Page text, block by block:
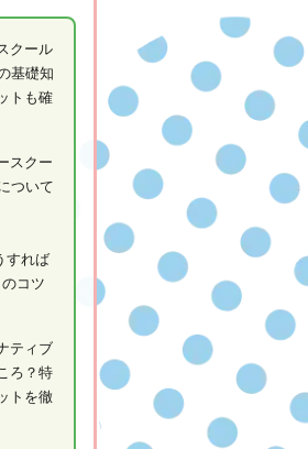
クール
基礎知
トも確
スクー
ついて
すれば
コツ
ティブ
ろ？特
トを徹